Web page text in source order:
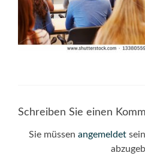
Schreiben Sie einen
Sie müssen angemeldet